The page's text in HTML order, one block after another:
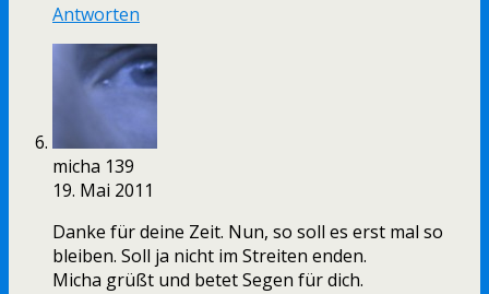
Antworten
micha 139
19. Mai 2011
Danke für deine Zeit. Nun, so soll es erst mal so
bleiben. Soll ja nicht im Streiten enden.
Micha grüßt und betet Segen für dich.